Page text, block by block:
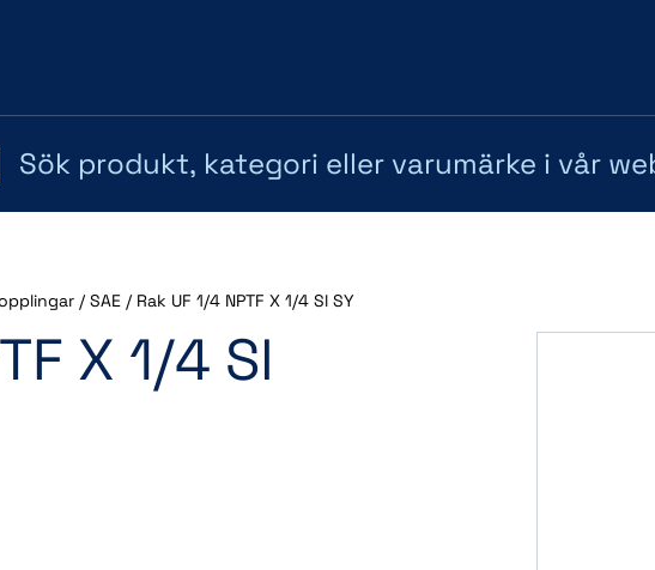
/ SAE / Rak UF 1/4 NPTF X 1/4 Sl SY
X 1/4 Sl